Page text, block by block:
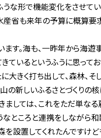
な形で機能変化をさせて
産省も来年の予算に概算要
す。海も、一昨年から海
ているというふうに思って
きく打ち出して、森林、
新しいふるさとづくりの
しては、これをただ単な
なところと連携をしながら
設置してくれたんですけ